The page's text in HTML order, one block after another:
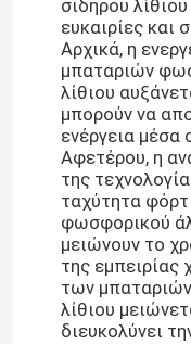
σιδήρου
ευκαιρίες και
Αρχικά, η
μπαταριών
λίθιου
μπορούν να
ενέργεια μέσα
Αφετέρου, η
της
ταχύτητα
φωσφορικού
μειώνουν το
της εμπειρίας
των
λίθιου
διευκολύνει